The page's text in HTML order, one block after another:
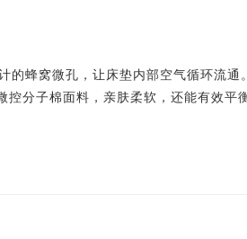
的蜂窝微孔，让床垫内部空气循环流通。
控分子棉面料，亲肤柔软，还能有效平